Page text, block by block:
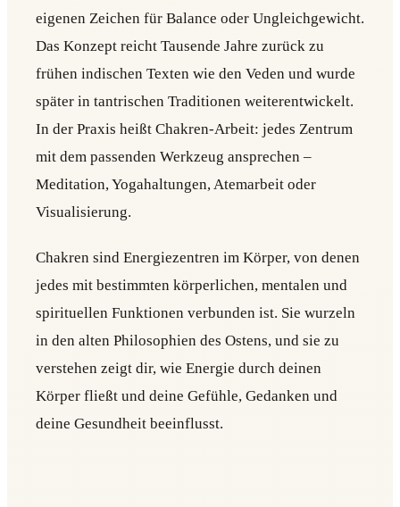
eigenen Zeichen für Balance oder Ungleichgewicht.
Das Konzept reicht Tausende Jahre zurück zu
frühen indischen Texten wie den Veden und wurde
später in tantrischen Traditionen weiterentwickelt.
In der Praxis heißt Chakren-Arbeit: jedes Zentrum
mit dem passenden Werkzeug ansprechen –
Meditation, Yogahaltungen, Atemarbeit oder
Visualisierung.
Chakren sind Energiezentren im Körper, von denen
jedes mit bestimmten körperlichen, mentalen und
spirituellen Funktionen verbunden ist. Sie wurzeln
in den alten Philosophien des Ostens, und sie zu
verstehen zeigt dir, wie Energie durch deinen
Körper fließt und deine Gefühle, Gedanken und
deine Gesundheit beeinflusst.